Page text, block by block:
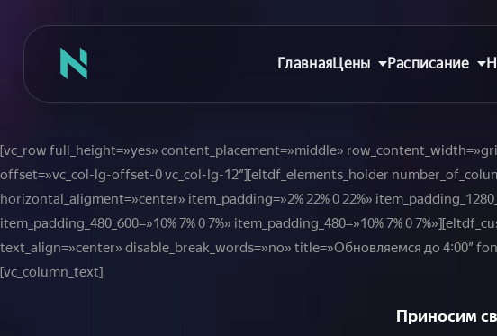
ГлавнаяЦены Расписание
Главная
Цены
Абонементы
[vc_row full_height=»yes» content_placement=»middle»
offset=»vc_col-lg-offset-0 vc_col-lg-12″][eltdf_elements_holder
horizontal_aligment=»center» item_padding=»2% 22% 0 22%»
item_padding_480_600=»10% 7% 0 7%» item_padding_480=»10% 7% 0
text_align=»center» disable_break_words=»no» title=»Обновляемся до 4:00″
[vc_column_text]
Приносим